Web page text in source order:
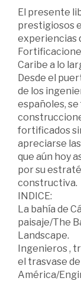
El presente
prestigiosos
experiencias
Caribe a lo
Desde el
de los
españoles,
fortificados
apreciarse
que aún hoy
por su
constructiva.
INDICE:
La bahía de
paisaje/The
Landscape.
Ingenieros ,
el trasvase
América/